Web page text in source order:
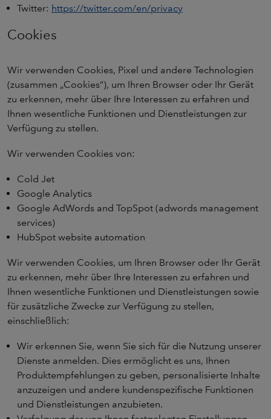
Twitter: https://twitter.com/en/privacy
Cookies
Wir verwenden Cookies, Pixel und andere Technologien
(zusammen „Cookies“), um Ihren Browser oder Ihr Gerät
zu erkennen, mehr über Ihre Interessen zu erfahren und
Ihnen wesentliche Funktionen und Dienstleistungen zur
Verfügung zu stellen.
Wir verwenden Cookies von:
Cold Jet
Google Analytics
Google AdWords and TopSpot (adwords management
services)
HubSpot website automation
Wir verwenden Cookies, um Ihren Browser oder Ihr Gerät
zu erkennen, mehr über Ihre Interessen zu erfahren und
Ihnen wesentliche Funktionen und Dienstleistungen sowie
für zusätzliche Zwecke zur Verfügung zu stellen,
einschließlich:
Wir erkennen Sie, wenn Sie sich für die Nutzung unserer
Dienste anmelden. Dies ermöglicht es uns, Ihnen
Produktempfehlungen zu geben, personalisierte Inhalte
anzuzeigen und andere kundenspezifische Funktionen
und Dienstleistungen anzubieten.